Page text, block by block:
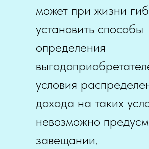
может при жизни
установить способы
определения
условия
дохода на таких
невозможно
завещании.